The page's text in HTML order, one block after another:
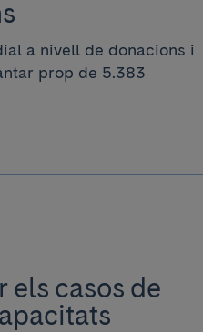
a nivell de donacions i
prop de 5.383
els casos de